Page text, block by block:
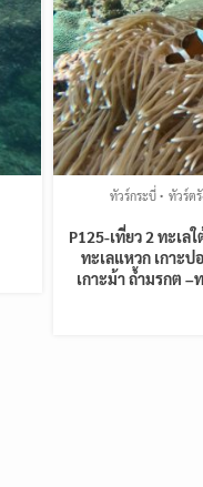
ทัวร์กระบี่ ทัวร์ต
P125-เที่ยว 2 ทะเล
ทะเลแหวก เกาะป
เกาะม้า ถ้ำมรกต